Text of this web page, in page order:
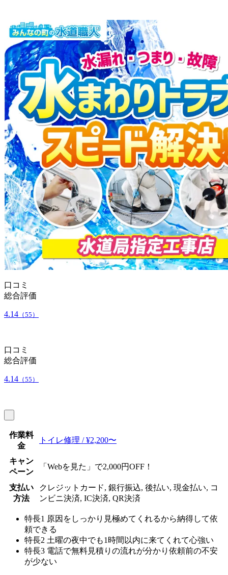
口コミ
総合評価
4.14 （55）
口コミ
総合評価
4.14 （55）
作業料
金
トイレ修理 / ¥2,200〜
キャン
ペーン
「Webを見た」で2,000円OFF！
支払い
方法
クレジットカード, 銀行振込, 後払い, 現金払い, コ
ンビニ決済, IC決済, QR決済
特長1 原因をしっかり見極めてくれるから納得して依
頼できる
特長2 土曜の夜中でも1時間以内に来てくれて心強い
特長3 電話で無料見積りの流れが分かり依頼前の不安
が少ない